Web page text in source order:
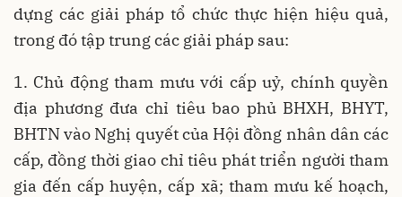
dựng các giải pháp tổ chức thực hiện hiệu quả,
trong đó tập trung các giải pháp sau:
1. Chủ động tham mưu với cấp uỷ, chính quyền
địa phương đưa chỉ tiêu bao phủ BHXH, BHYT,
BHTN vào Nghị quyết của Hội đồng nhân dân các
cấp, đồng thời giao chỉ tiêu phát triển người tham
gia đến cấp huyện, cấp xã; tham mưu kế hoạch,